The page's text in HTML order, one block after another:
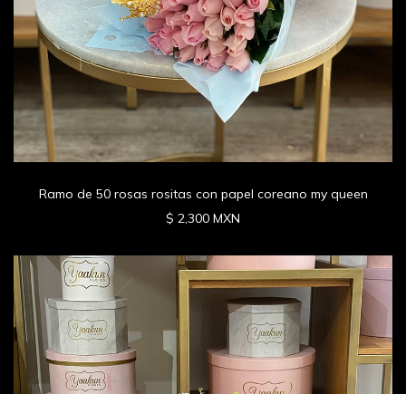
Ramo de 50 rosas rositas con papel coreano my queen
$ 2,300 MXN